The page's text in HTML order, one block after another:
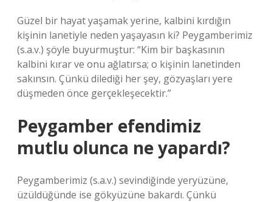
Güzel bir hayat yaşamak yerine, kalbini kırdığın
kişinin lanetiyle neden yaşayasın ki? Peygamberimiz
(s.a.v.) şöyle buyurmuştur: “Kim bir başkasının
kalbini kırar ve onu ağlatırsa; o kişinin lanetinden
sakınsın. Çünkü dilediği her şey, gözyaşları yere
düşmeden önce gerçekleşecektir.”
Peygamber efendimiz
mutlu olunca ne yapardı?
Peygamberimiz (s.a.v.) sevindiğinde yeryüzüne,
üzüldüğünde ise gökyüzüne bakardı. Çünkü